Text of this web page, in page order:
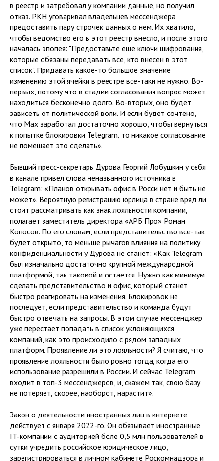
в реестр и затребовал у компании данные, но получил
отказ. РКН уговаривал владельцев мессенджера
предоставить пару строчек данных о нем. Их хватило,
чтобы ведомство его в этот реестр внесло, и после этого
началась эпопея: "Предоставьте еще ключи шифрования,
которые обязаны передавать все, кто внесен в этот
список". Придавать какое-то большое значение
изменению этой ячейки в реестре все-таки не нужно. Во-
первых, потому что в стадии согласования вопрос может
находиться бесконечно долго. Во-вторых, оно будет
зависеть от политической воли. И если будет сочтено,
что Max заработал достаточно хорошо, чтобы вернуться
к попытке блокировки Telegram, то никакое согласование
не помешает это сделать».
Бывший пресс-секретарь Дурова Георгий Лобушкин у себя
в канале привел слова неназванного источника в
Telegram: «Планов открывать офис в Росси нет и быть не
может». Вероятную регистрацию юрлица в стране вряд ли
стоит рассматривать как знак лояльности компании,
полагает заместитель директора «АРБ Про» Роман
Копосов. По его словам, если представительство все-так
будет открыто, то меньше рычагов влияния на политику
конфиденциальности у Дурова не станет: «Как Telegram
был изначально достаточно крупной международной
платформой, так таковой и остается. Нужно как минимум
сделать представительство и офис, который станет
быстро реагировать на изменения. Блокировок не
последует, если представительство и команда будут
быстро отвечать на запросы. В этом случае мессенджер
уже перестает попадать в список уклоняющихся
компаний, как это происходило с рядом западных
платформ. Проявление ли это лояльности? Я считаю, что
проявление лояльности было ровно тогда, когда его
использование разрешили в России. И сейчас Telegram
входит в топ-3 мессенджеров, и, скажем так, свою базу
не потеряет, скорее, наоборот, нарастит».
Закон о деятельности иностранных лиц в интернете
действует с января 2022-го. Он обязывает иностранные
IT-компании с аудиторией боле 0,5 млн пользователей в
сутки учредить российское юридическое лицо,
зарегистрироваться в личном кабинете Роскомнадзора и